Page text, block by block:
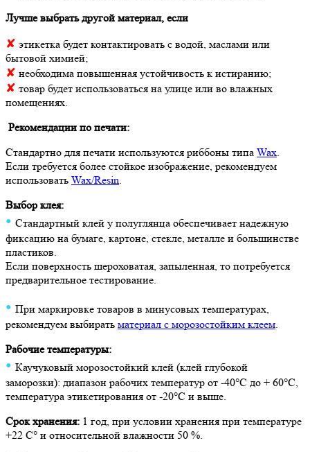
Лучше выбрать другой материал, если
✘ этикетка будет контактировать с водой, маслами или
бытовой химией;
✘ необходима повышенная устойчивость к истиранию;
✘ товар будет использоваться на улице или во влажных
помещениях.
Рекомендации по печати:
Стандартно для печати используются риббоны типа Wax
Если требуется более стойкое изображение, рекомендуем
использовать Wax/Resin
Выбор клея:
• Стандартный клей у полуглянца обеспечивает надежную
фиксацию на бумаге, картоне, стекле, металле и большинстве
пластиков.
Если поверхность шероховатая, запыленная, то потребуется
предварительное тестирование.
• При маркировке товаров в минусовых температурах,
рекомендуем выбирать материал с морозостойким клеем
Рабочие температуры:
• Каучуковый морозостойкий клей (клей глубокой
заморозки): диапазон рабочих температур от -40°C до + 60°C,
температура этикетирования от -20°C и выше.
Срок хранения: 1 год, при условии хранения при температуре
+22 С° и относительной влажности 50 %.